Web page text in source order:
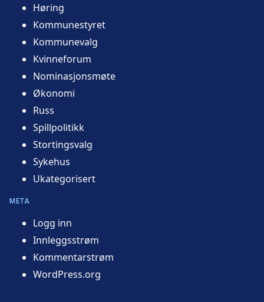
Høring
Kommunestyret
Kommunevalg
Kvinneforum
Nominasjonsmøte
Økonomi
Russ
Spillpolitikk
Stortingsvalg
Sykehus
Ukategorisert
META
Logg inn
Innleggsstrøm
Kommentarstrøm
WordPress.org